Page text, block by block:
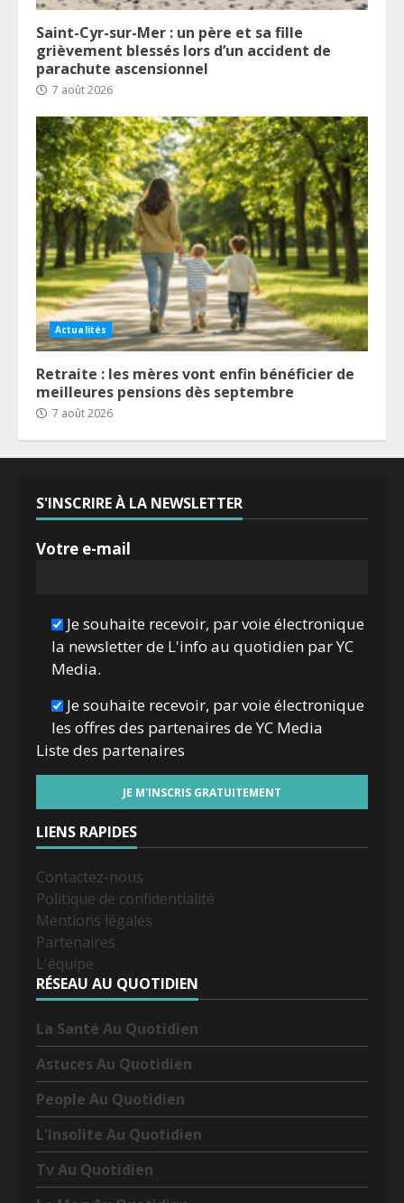
Saint-Cyr-sur-Mer : un père et sa fille
grièvement blessés lors d’un accident de
parachute ascensionnel
7 août 2026
Actualités
Retraite : les mères vont enfin bénéficier de
meilleures pensions dès septembre
7 août 2026
S'INSCRIRE À LA NEWSLETTER
Votre e-mail
Je souhaite recevoir, par voie électronique
la newsletter de L'info au quotidien par YC
Media.
Je souhaite recevoir, par voie électronique
les offres des partenaires de YC Media
Liste des partenaires
LIENS RAPIDES
Contactez-nous
Politique de confidentialité
Mentions légales
Partenaires
L'équipe
RÉSEAU AU QUOTIDIEN
La Santé Au Quotidien
Astuces Au Quotidien
People Au Quotidien
L'Insolite Au Quotidien
Tv Au Quotidien